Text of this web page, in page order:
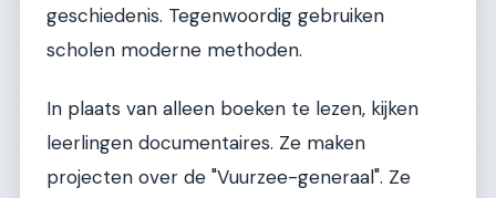
geschiedenis. Tegenwoordig gebruiken
scholen moderne methoden.
In plaats van alleen boeken te lezen, kijken
leerlingen documentaires. Ze maken
projecten over de "Vuurzee-generaal". Ze